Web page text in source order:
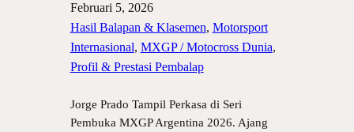
Februari 5, 2026
Hasil Balapan & Klasemen, Motorsport
Internasional, MXGP / Motocross Dunia
Profil & Prestasi Pembalap
Jorge Prado Tampil Perkasa di Seri
Pembuka MXGP Argentina 2026. Ajang